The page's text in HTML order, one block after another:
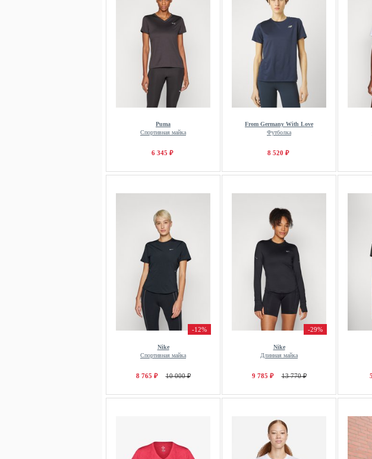
Puma
Спортивная майка
6 345 ₽
From Germany With Love
Футболка
8 520 ₽
-12%
Nike
Спортивная майка
8 765 ₽ 10 000 ₽
-29%
Nike
Длинная майка
9 785 ₽ 13 770 ₽